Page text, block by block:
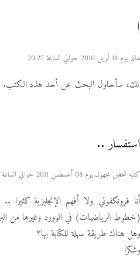
حوالي الساعة 20:27
لك، سأحاول البحث عن أحد هذه الكتب.
استفسار ..
كتبه شخص مجهول يوم 08 أغسطس 2011 حوالي الساعة 13:26
أنا فرونكفوني ولا أفهم الإنجليزية
(خطوط الرياضيات) في الوورد وغيرها من
وهل هناك طريقة سهلة للكتابة بها؟
وشكرا